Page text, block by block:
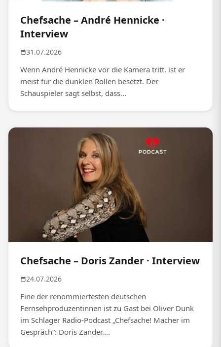
Chefsache – André Hennicke ·
Interview
31.07.2026
Wenn André Hennicke vor die Kamera tritt, ist er
meist für die dunklen Rollen besetzt. Der
Schauspieler sagt selbst, dass...
Chefsache – Doris Zander · Interview
24.07.2026
Eine der renommiertesten deutschen
Fernsehproduzentinnen ist zu Gast bei Oliver Dunk
im Schlager Radio-Podcast „Chefsache! Macher im
Gespräch“: Doris Zander....